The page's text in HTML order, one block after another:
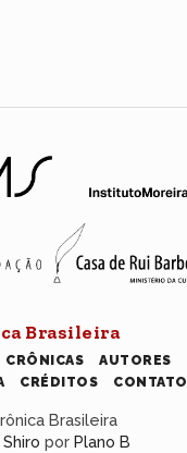
Brasileira
CRÔNICAS AUTORES
CRÉDITOS CONTATO
Brasileira
Shiro porPlano B